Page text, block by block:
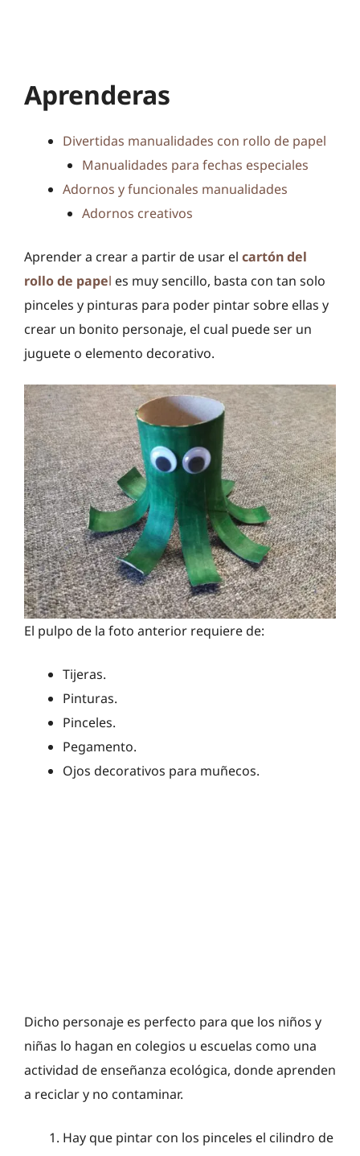
Aprenderas
Divertidas manualidades con rollo de papel
Manualidades para fechas especiales
Adornos y funcionales manualidades
Adornos creativos
Aprender a crear a partir de usar el cartón del
rollo de papel es muy sencillo, basta con tan solo
pinceles y pinturas para poder pintar sobre ellas y
crear un bonito personaje, el cual puede ser un
juguete o elemento decorativo.
El pulpo de la foto anterior requiere de:
Tijeras.
Pinturas.
Pinceles.
Pegamento.
Ojos decorativos para muñecos.
Dicho personaje es perfecto para que los niños y
niñas lo hagan en colegios u escuelas como una
actividad de enseñanza ecológica, donde aprenden
a reciclar y no contaminar.
Hay que pintar con los pinceles el cilindro de